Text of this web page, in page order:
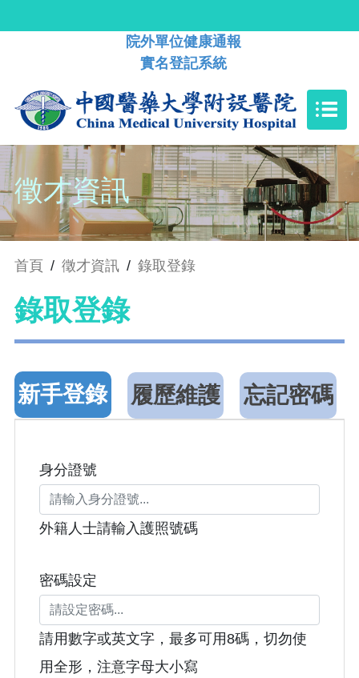
院外單位健康通報
實名登記系統
徵才資訊
首頁 / 徵才資訊 / 錄取登錄
錄取登錄
新手登錄 履歷維護 忘記密碼
身分證號
外籍人士請輸入護照號碼
密碼設定
請用數字或英文字，最多可用8碼，切勿使
用全形，注意字母大小寫